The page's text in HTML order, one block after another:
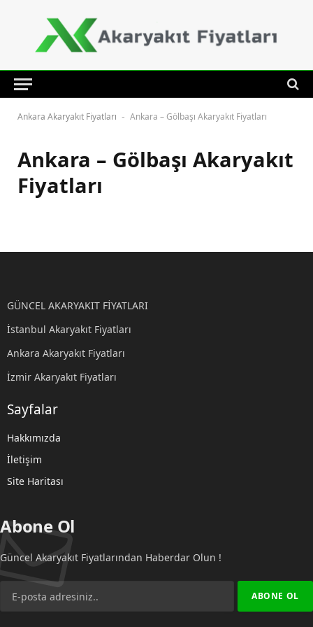
Ankara Akaryakıt Fiyatları - Ankara – Gölbaşı Akaryakıt Fiyatları
Ankara – Gölbaşı Akaryakıt
Fiyatları
GÜNCEL AKARYAKIT FİYATLARI
İstanbul Akaryakıt Fiyatları
Ankara Akaryakıt Fiyatları
İzmir Akaryakıt Fiyatları
Sayfalar
Hakkımızda
İletişim
Site Haritası
Abone Ol
Güncel Akaryakıt Fiyatlarından Haberdar Olun !